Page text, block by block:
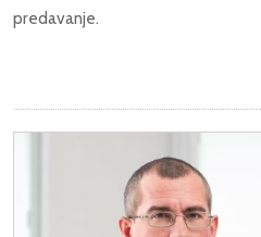
predavanje.